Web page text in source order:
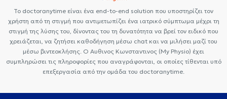
Το doctoranytime είναι ένα end-to-end solution που υποστηρίζει τον
χρήστη από τη στιγμή που αντιμετωπίζει ένα ιατρικό σύμπτωμα μέχρι τη
στιγμή της λύσης του, δίνοντας του τη δυνατότητα να βρεί τον ειδικό που
χρειάζεται, να ζητήσει καθοδήγηση μέσω chat και να μιλήσει μαζί του
μέσω βιντεοκλήσης. Ο Αυθινος Κωνσταντινος (My Physio) έχει
συμπληρώσει τις πληροφορίες που αναγράφονται, οι οποίες τίθενται υπό
επεξεργασία από την ομάδα του doctoranytime.